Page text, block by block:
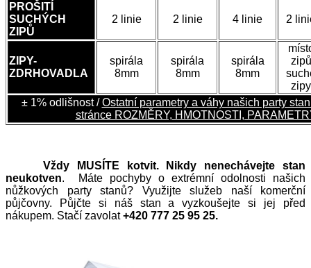
PROŠITÍ
SUCHÝCH
ZIPŮ
2 linie 2 linie 4 linie 2
ZIPY-
ZDRHOVADLA
spirála
8mm
spirála
8mm
spirála
8mm
zipů
zipy
± 1% odlišnost /Ostatní parametry a váhy našich party
stránce ROZMĚRY, HMOTNOSTI,
Vždy MUSÍTE kotvit. Nikdy nenechávejte stan
neukotven. Máte pochyby o extrémní odolnosti našich
nůžkových party stanů? Využijte služeb naší komerční
půjčovny. Půjčte si náš stan a vyzkoušejte si jej před
nákupem. Stačí zavolat+420 777 25 95 25.